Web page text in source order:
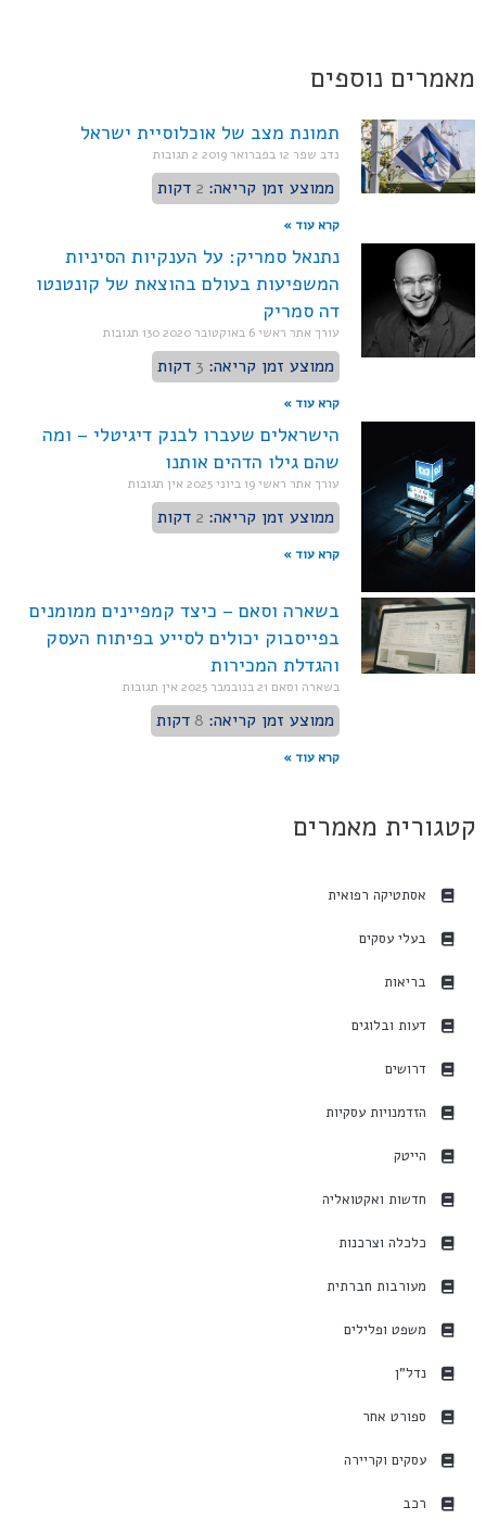
מאמרים נוספים
תמונת מצב של אוכלוסיית ישראל
נדב שפר 12 בפברואר 2019 2 תגובות
ממוצע זמן קריאה: 2 דקות
קרא עוד »
נתנאל סמריק: על הענקיות הסיניות
המשפיעות בעולם בהוצאת של קונטנטו
דה סמריק
עורך אתר ראשי6 באוקטובר 2020 130 תגובות
ממוצע זמן קריאה: 3 דקות
קרא עוד »
הישראלים שעברו לבנק דיגיטלי – ומה
שהם גילו הדהים אותנו
עורך אתר ראשי19 ביוני 2025 אין תגובות
ממוצע זמן קריאה: 2 דקות
קרא עוד »
בשארה וסאם – כיצד קמפיינים ממומנים
בפייסבוק יכולים לסייע בפיתוח העסק
והגדלת המכירות
בשארה וסאם 21 בנובמבר 2025 אין תגובות
ממוצע זמן קריאה: 8 דקות
קרא עוד »
קטגורית מאמרים
אסתטיקה רפואית
בעלי עסקים
בריאות
דעות ובלוגים
דרושים
הזדמנויות עסקיות
הייטק
חדשות ואקטואליה
כלכלה וצרכנות
מעורבות חברתית
משפט ופלילים
נדל"ן
ספורט אחר
עסקים וקריירה
רכב